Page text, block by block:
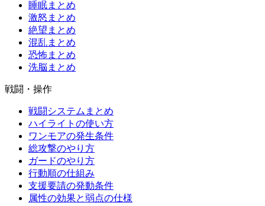
睡眠まとめ
激怒まとめ
絶望まとめ
混乱まとめ
恐怖まとめ
洗脳まとめ
戦闘・操作
戦闘システムまとめ
ハイライトの使い方
ワンモアの発生条件
総攻撃のやり方
ガードのやり方
行動順の仕組み
支援要請の発動条件
属性の効果と弱点の仕様